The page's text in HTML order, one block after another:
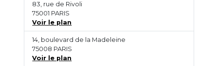
83, rue de Rivoli
75001 PARIS
Voir le plan
14, boulevard de la Madeleine
75008 PARIS
Voir le plan